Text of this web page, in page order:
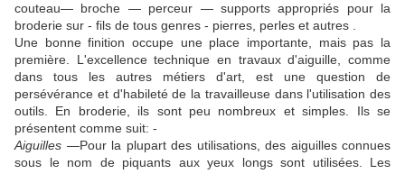
couteau— broche — perceur — supports appropriés pour la
broderie sur - fils de tous genres - pierres, perles et autres .
Une bonne finition occupe une place importante, mais pas la
première.
L'excellence technique en travaux d'aiguille, comme
dans tous les autres métiers d'art, est une question de
persévérance et d'habileté de la travailleuse dans l'utilisation des
outils.
En broderie, ils sont peu nombreux et simples. Ils se
présentent comme suit: -
Aiguilles —Pour la plupart des utilisations, des aiguilles connues
sous le nom de piquants aux yeux longs sont utilisées.
Les